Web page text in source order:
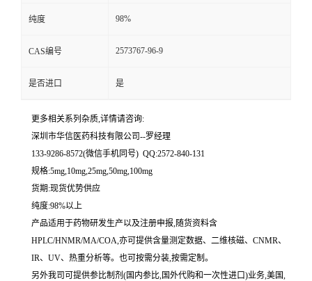
纯度 98%
CAS编号 2573767-96-9
是否进口 是
更多相关系列杂质,详情请咨询:
深圳市华信医药科技有限公司--罗经理
133-9286-8572(微信手机同号) QQ:2572-840-131
规格:5mg,10mg,25mg,50mg,100mg
货期:现货优势供应
纯度:98%以上
产品适用于药物研发生产以及注册申报,随货资料含
HPLC/HNMR/MA/COA,亦可提供含量测定数据、二维核磁、CNMR、
IR、UV、热重分析等。也可按需分装,按需定制。
另外我司可提供参比制剂(国内参比,国外代购和一次性进口)业务,美国,